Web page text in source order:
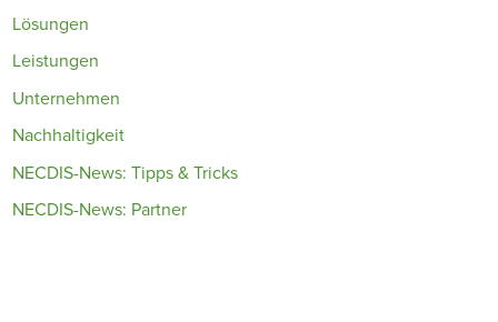
Lösungen
Leistungen
Unternehmen
Nachhaltigkeit
NECDIS-News: Tipps & Tricks
NECDIS-News: Partner